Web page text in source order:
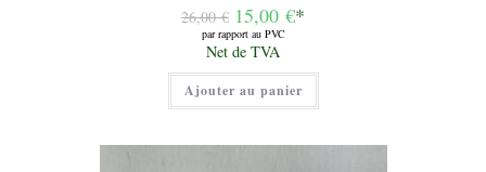
26,00€ Le
prix
initial
était :
26,00 €.
15,00 €*
par rapport au PVC
Le
prix
actuel
est :
15,00 €.
Net de TVA
Ajouter au panier